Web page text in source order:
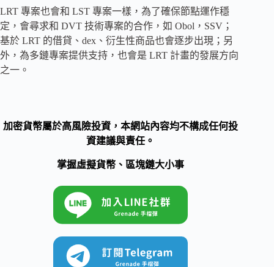
LRT 專案也會和 LST 專案一樣，為了確保節點運作穩
定，會尋求和 DVT 技術專案的合作，如 Obol，SSV；
基於 LRT 的借貸、dex、衍生性商品也會逐步出現；另
外，為多鏈專案提供支持，也會是 LRT 計畫的發展方向
之一。
加密貨幣屬於高風險投資，本網站內容均不構成任何投
資建議與責任。
掌握虛擬貨幣、區塊鏈大小事